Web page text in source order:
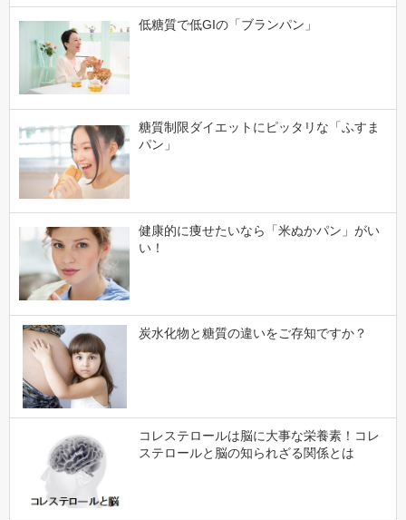
低糖質で低GIの「ブランパン」
糖質制限ダイエットにピッタリな「ふすま
パン」
健康的に痩せたいなら「米ぬかパン」がい
い！
炭水化物と糖質の違いをご存知ですか？
コレステロールは脳に大事な栄養素！コレ
ステロールと脳の知られざる関係とは